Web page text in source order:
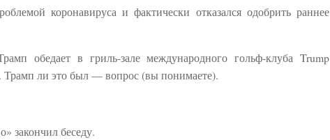
коронавируса и фактически отказался одобрить раннее
обедает в гриль-зале международного гольф-клуба Trump
Трамп ли это был — вопрос (вы понимаете).
закончил беседу.